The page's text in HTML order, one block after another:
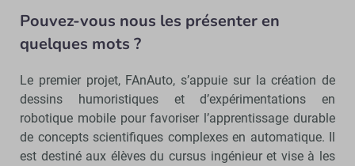
Pouvez-vous nous les présenter en
quelques mots ?
Le premier projet, FAnAuto, s’appuie sur la création de
dessins humoristiques et d’expérimentations en
robotique mobile pour favoriser l’apprentissage durable
de concepts scientifiques complexes en automatique. Il
est destiné aux élèves du cursus ingénieur et vise à les